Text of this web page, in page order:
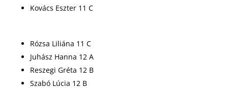
Kovács Eszter 11 C
Rózsa Liliána 11 C
Juhász Hanna 12 A
Reszegi Gréta 12 B
Szabó Lúcia 12 B